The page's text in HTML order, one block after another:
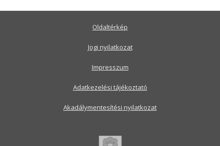
Oldaltérkép
Jogi nyilatkozat
Impresszum
Adatkezelési tájékoztató
Akadálymentesítési nyilatkozat